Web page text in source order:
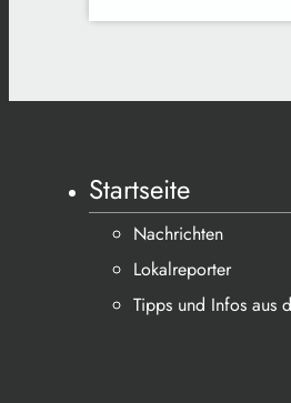
Startseite
Nachrichten
Lokalreporter
Tipps und Infos aus